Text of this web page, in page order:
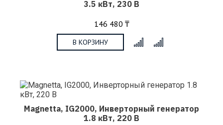
3.5 кВт, 230 В
146 480 ₸
В КОРЗИНУ
Magnetta, IG2000, Инверторный генератор
1.8 кВт, 220 В